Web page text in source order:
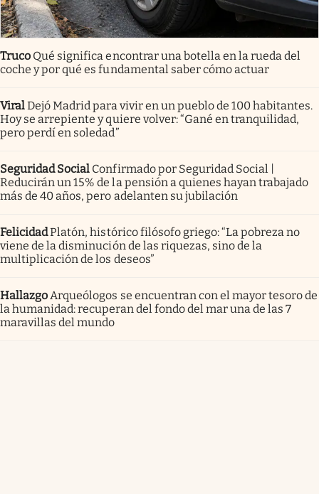
Truco Qué significa encontrar una botella en la rueda del
coche y por qué es fundamental saber cómo actuar
ViralDejó Madrid para vivir en un pueblo de 100 habitantes.
Hoy se arrepiente y quiere volver: “Gané en tranquilidad,
pero perdí en soledad”
Seguridad Social Confirmado por Seguridad Social |
Reducirán un 15% de la pensión a quienes hayan trabajado
más de 40 años, pero adelanten su jubilación
FelicidadPlatón, histórico filósofo griego: “La pobreza no
viene de la disminución de las riquezas, sino de la
multiplicación de los deseos”
Hallazgo Arqueólogos se encuentran con el mayor tesoro de
la humanidad: recuperan del fondo del mar una de las 7
maravillas del mundo